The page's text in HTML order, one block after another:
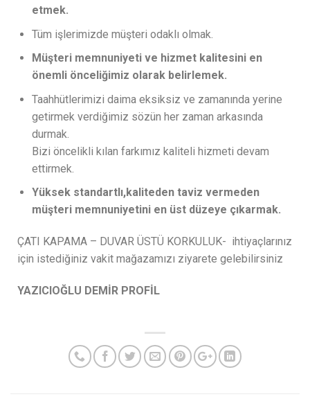
etmek.
Tüm işlerimizde müşteri odaklı olmak.
Müşteri memnuniyeti ve hizmet kalitesini en
önemli önceliğimiz olarak belirlemek.
Taahhütlerimizi daima eksiksiz ve zamanında yerine
getirmek verdiğimiz sözün her zaman arkasında
durmak.
Bizi öncelikli kılan farkımız kaliteli hizmeti devam
ettirmek.
Yüksek standartlı,kaliteden taviz vermeden
müşteri memnuniyetini en üst düzeye çıkarmak.
ÇATI KAPAMA – DUVAR ÜSTÜ KORKULUK- ihtiyaçlarınız
için istediğiniz vakit mağazamızı ziyarete gelebilirsiniz
YAZICIOĞLU DEMİR PROFİL